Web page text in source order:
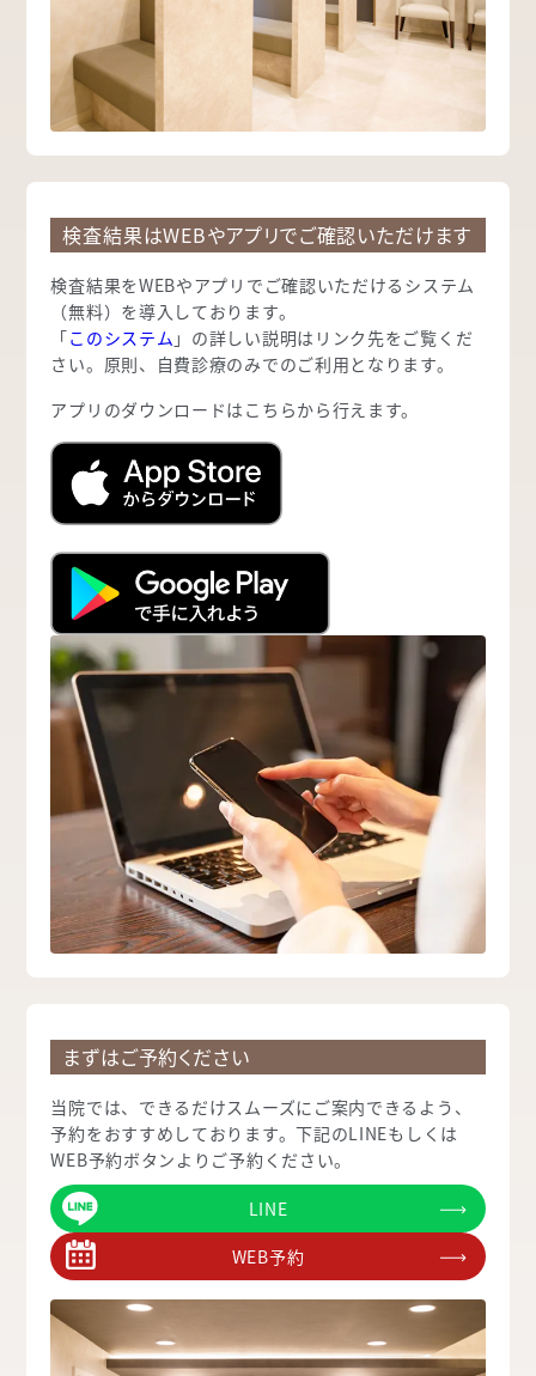
検査結果はWEBやアプリでご確認いただけます
検査結果をWEBやアプリでご確認いただけるシステム
（無料）を導入しております。
「このシステム 」の詳しい説明はリンク先をご覧くだ
さい。原則、自費診療のみでのご利用となります。
アプリのダウンロードはこちらから行えます。
まずはご予約ください
当院では、できるだけスムーズにご案内できるよう、
予約をおすすめしております。下記のLINEもしくは
WEB予約ボタンよりご予約ください。
LINE
WEB予約